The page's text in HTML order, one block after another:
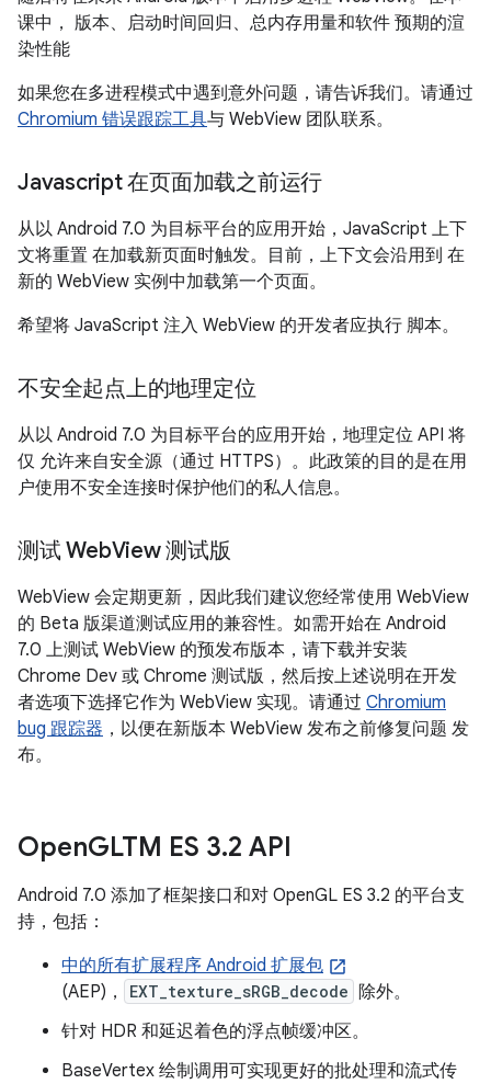
课中， 版本、启动时间回归、总内存用量和软件 预期的渲
染性能
如果您在多进程模式中遇到意外问题，请告诉我们。请通过
Chromium 错误跟踪工具与 WebView 团队联系。
Javascript 在页面加载之前运行
从以 Android 7.0 为目标平台的应用开始，JavaScript 上下
文将重置 在加载新页面时触发。目前，上下文会沿用到 在
新的 WebView 实例中加载第一个页面。
希望将 JavaScript 注入 WebView 的开发者应执行 脚本。
不安全起点上的地理定位
从以 Android 7.0 为目标平台的应用开始，地理定位 API 将
仅 允许来自安全源（通过 HTTPS）。此政策的目的是在用
户使用不安全连接时保护他们的私人信息。
测试 WebView 测试版
WebView 会定期更新，因此我们建议您经常使用 WebView
的 Beta 版渠道测试应用的兼容性。如需开始在 Android
7.0 上测试 WebView 的预发布版本，请下载并安装
Chrome Dev 或 Chrome 测试版，然后按上述说明在开发
者选项下选择它作为 WebView 实现。请通过 Chromium
bug 跟踪器 ，以便在新版本 WebView 发布之前修复问题 发
布。
OpenGLTM ES 3.2 API
Android 7.0 添加了框架接口和对 OpenGL ES 3.2 的平台支
持，包括：
中的所有扩展程序 Android 扩展包
(AEP)，
EXT_texture_sRGB_decode 除外。
针对 HDR 和延迟着色的浮点帧缓冲区。
BaseVertex 绘制调用可实现更好的批处理和流式传